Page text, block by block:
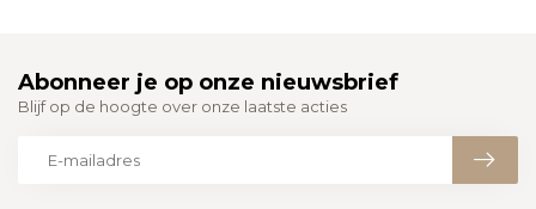
Abonneer je op onze nieuwsbrief
Blijf op de hoogte over onze laatste acties